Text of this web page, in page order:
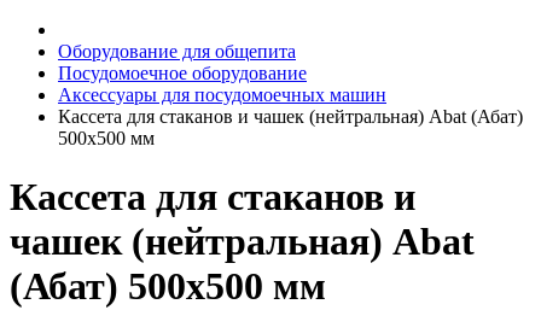
Оборудование для общепита
Посудомоечное оборудование
Аксессуары для посудомоечных машин
Кассета для стаканов и чашек (нейтральная) Abat (Абат)
500х500 мм
Кассета для стаканов и
чашек (нейтральная) Abat
(Абат) 500х500 мм